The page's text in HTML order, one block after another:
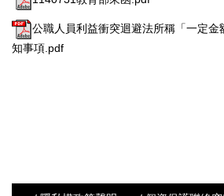
公職人員利益衝突迴避法所稱「一定金
知事項.pdf